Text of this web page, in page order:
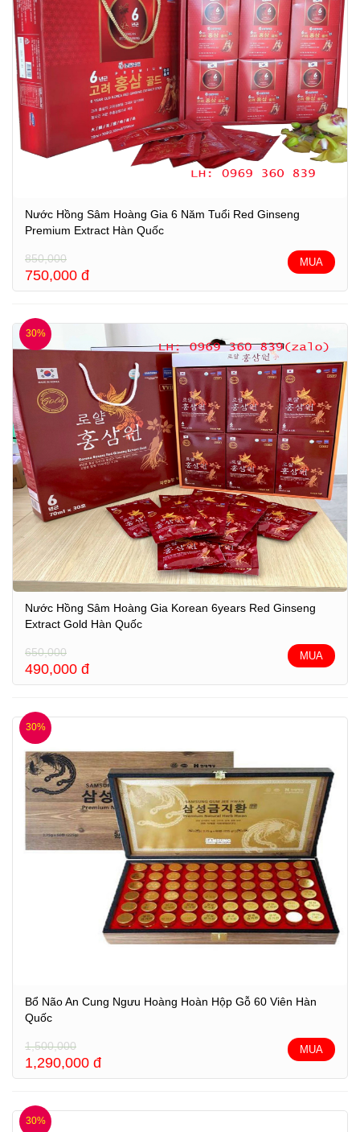
Nước Hồng Sâm Hoàng Gia 6 Năm Tuổi Red Ginseng
Premium Extract Hàn Quốc
850,000
750,000 đ
MUA
30%
Nước Hồng Sâm Hoàng Gia Korean 6years Red Ginseng
Extract Gold Hàn Quốc
650,000
490,000 đ
MUA
30%
Bổ Não An Cung Ngưu Hoàng Hoàn Hộp Gỗ 60 Viên Hàn
Quốc
1,500,000
1,290,000 đ
MUA
30%